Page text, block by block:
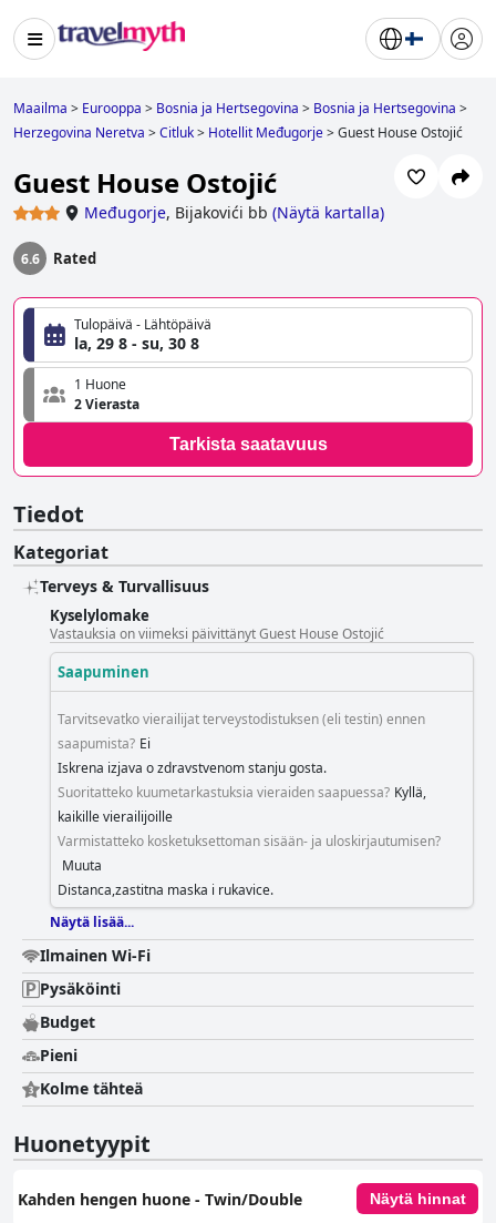
Maailma > Eurooppa > Bosnia ja Hertsegovina > Bosnia ja Hertsegovina >
Herzegovina Neretva >Citluk> Hotellit Međugorje>Guest House Ostojić
Guest House Ostojić
Međugorje, Bijakovići bb (Näytä kartalla)
6.6 Rated
Tulopäivä - Lähtöpäivä
la, 29 8 - su, 30 8
1 Huone
2 Vierasta
Tarkista saatavuus
Tiedot
Kategoriat
Terveys & Turvallisuus
Kyselylomake
Vastauksia on viimeksi päivittänyt Guest House Ostojić
Saapuminen
Tarvitsevatko vierailijat terveystodistuksen (eli testin) ennen
saapumista? Ei
Iskrena izjava o zdravstvenom stanju gosta.
Suoritatteko kuumetarkastuksia vieraiden saapuessa? Kyllä,
kaikille vierailijoille
Varmistatteko kosketuksettoman sisään- ja uloskirjautumisen?
Muuta
Distanca,zastitna maska i rukavice.
Näytä lisää...
Ilmainen Wi-Fi
Pysäköinti
Budget
Pieni
Kolme tähteä
Huonetyypit
Kahden hengen huone - Twin/Double Näytä hinnat